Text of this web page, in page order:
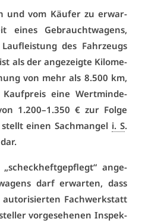
und vom Käu­fer zu er­war­
ei­nes Ge­braucht­wa­gens,
des Fahr­zeugs
als der an­ge­zeig­te Ki­lo­me­
von mehr als 8.500 km,
ei­ne Wert­min­de­
1.200–1.350 € zur Fol­ge
ei­nen Sach­man­gel i. S.
dar.
an­ge­
darf er­war­ten, dass
Fach­werk­statt
vor­ge­se­he­nen In­spek­